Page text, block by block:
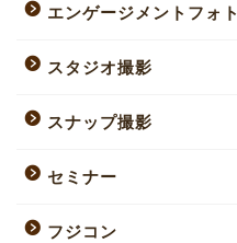
エンゲージメントフォト
スタジオ撮影
スナップ撮影
セミナー
フジコン